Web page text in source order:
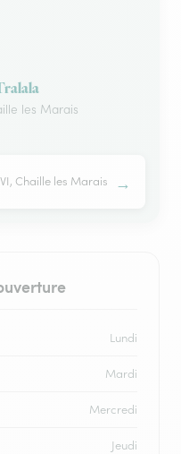
les Marais
Chaille les Marais →
Lundi
Mardi
Mercredi
Jeudi